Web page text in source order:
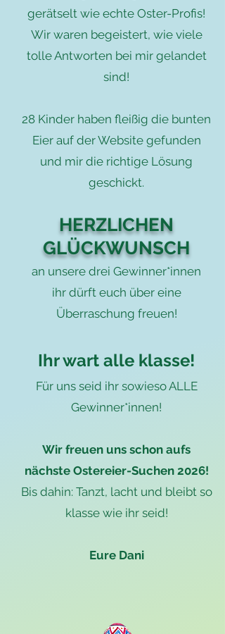
gerätselt wie echte Oster-Profis!
Wir waren begeistert, wie viele
tolle Antworten bei mir gelandet
sind!
28 Kinder haben fleißig die bunten
Eier auf der Website gefunden
und mir die richtige Lösung
geschickt.
HERZLICHEN
GLÜCKWUNSCH
an unsere drei Gewinner*innen
ihr dürft euch über eine
Überraschung freuen!
Ihr wart alle klasse!
Für uns seid ihr sowieso ALLE
Gewinner*innen!
Wir freuen uns schon aufs
nächste Ostereier-Suchen 2026!
Bis dahin: Tanzt, lacht und bleibt so
klasse wie ihr seid!
Eure Dani